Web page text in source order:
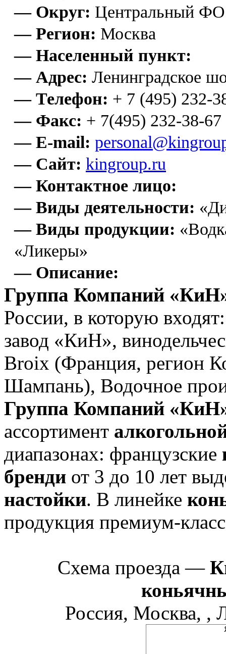
— Округ: Центральный ФО
— Регион: Москва
— Населенный пункт:
— Адрес: Ленинградское
— Телефон: + 7 (495) 232-
— Факс: + 7(495) 232-38-67
— E-mail:
— Сайт: kingroup.ru
— Контактное лицо:
— Виды деятельности:
— Виды продукции:
«Ликеры»
— Описание:
Группа Компаний
России, в которую
завод «КиН»,
Broix (Франция, регион
Шампань), Водочное
Группа Компаний
ассортимент
диапазонах: французские
бренди от 3 до 10 лет
настойки. В линейке
продукция премиум-
Схема проезда —
Россия, Москва, ,